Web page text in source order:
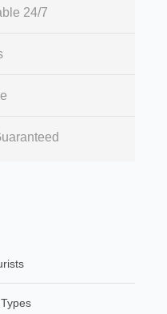
24/7